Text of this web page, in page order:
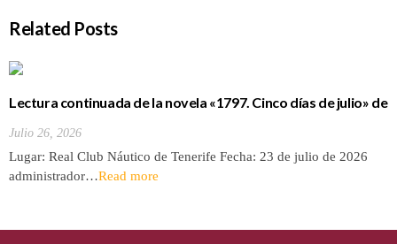
Related Posts
Lectura continuada de la novela «1797. Cinco días de julio» de
Julio 26, 2026
Lugar: Real Club Náutico de Tenerife Fecha: 23 de julio de 2026
administrador…Read more